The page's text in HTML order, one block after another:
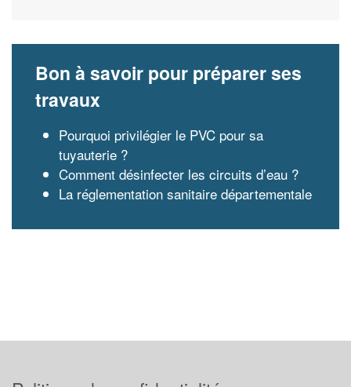
Bon à savoir pour préparer ses
travaux
Pourquoi privilégier le PVC pour sa
tuyauterie ?
Comment désinfecter les circuits d’eau ?
La réglementation sanitaire départementale